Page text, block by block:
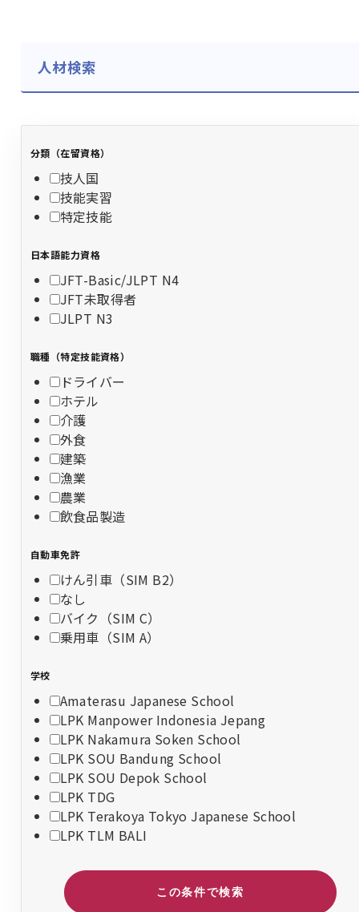
人材検索
分類（在留資格）
技人国
技能実習
特定技能
日本語能力資格
JFT-Basic/JLPT N4
JFT未取得者
JLPT N3
職種（特定技能資格）
ドライバー
ホテル
介護
外食
建築
漁業
農業
飲食品製造
自動車免許
けん引車（SIM B2）
なし
バイク（SIM C）
乗用車（SIM A）
学校
Amaterasu Japanese School
LPK Manpower Indonesia Jepang
LPK Nakamura Soken School
LPK SOU Bandung School
LPK SOU Depok School
LPK TDG
LPK Terakoya Tokyo Japanese School
LPK TLM BALI
この条件で検索